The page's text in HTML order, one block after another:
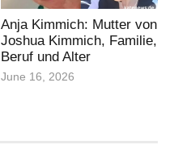
Anja Kimmich: Mutter von
Joshua Kimmich, Familie,
Beruf und Alter
June 16, 2026